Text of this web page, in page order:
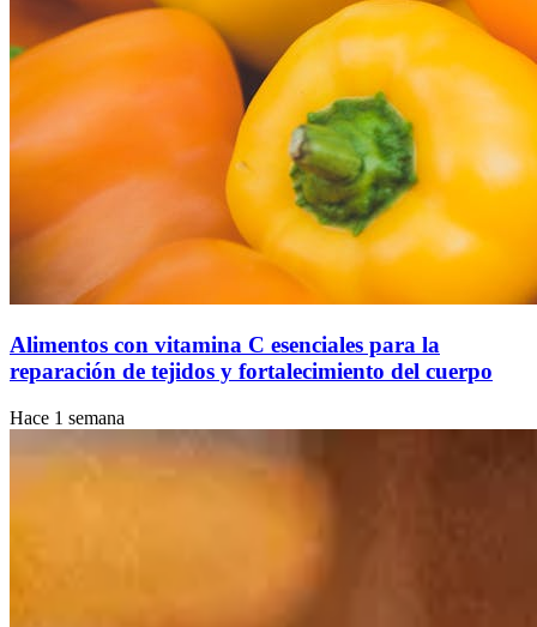
Alimentos con vitamina C esenciales para la
reparación de tejidos y fortalecimiento del cuerpo
Hace 1 semana